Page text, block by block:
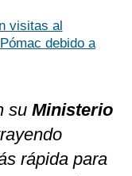
visitas al
debido a
su Ministerio
rápida para